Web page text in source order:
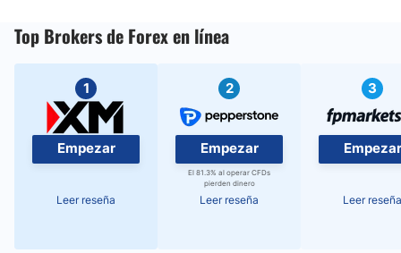
Top Brokers de Forex en línea
1
Empezar
Leer reseña
2
Empezar
El 81.3% al operar CFDs
pierden dinero
Leer reseña
3
Empezar
Leer reseña